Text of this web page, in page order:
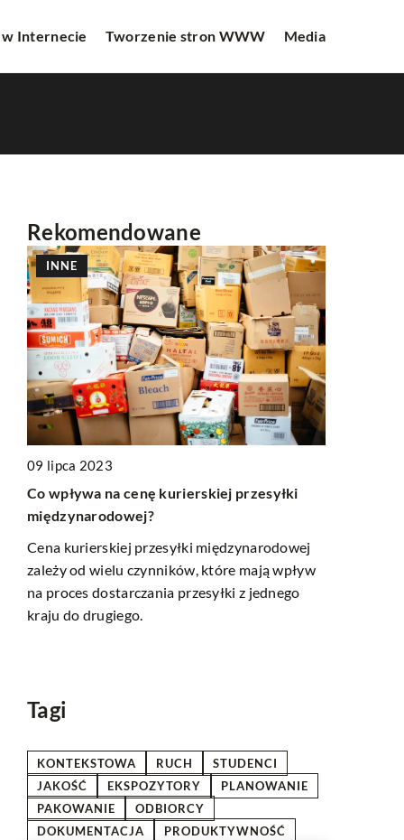
Internecie Tworzenie stron WWW Media
Rekomendowane
INNE
09 lipca 2023
Co wpływa na cenę kurierskiej przesyłki
międzynarodowej?
Cena kurierskiej przesyłki międzynarodowej
zależy od wielu czynników, które mają wpływ
na proces dostarczania przesyłki z jednego
kraju do drugiego.
Tagi
KONTEKSTOWA RUCH
STUDENCI
JAKOŚĆ
EKSPOZYTORY
PLANOWANIE
PAKOWANIE
ODBIORCY
DOKUMENTACJA
PRODUKTYWNOŚĆ